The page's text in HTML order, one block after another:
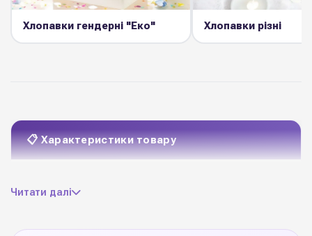
Хлопавки гендерні "Еко" Хлопавки різні
📋 Характеристики товару
Особливості
руки, серпантин не
Читати далі